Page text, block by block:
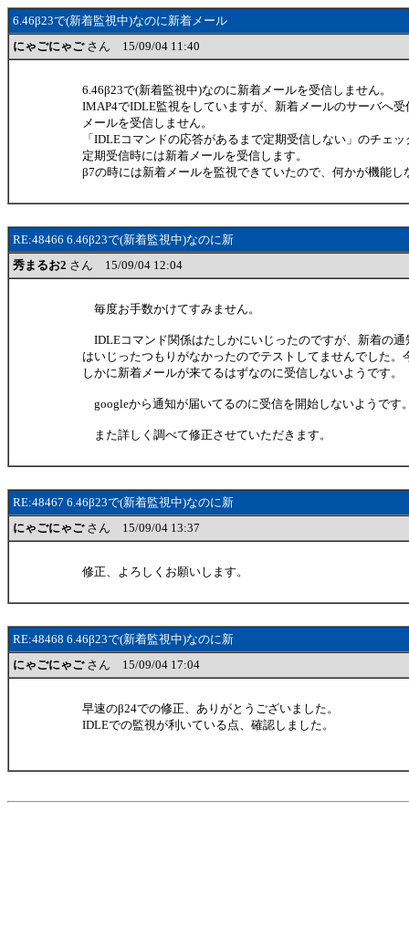
6.46β23で(新着監視中)なのに新着メール
にゃごにゃごさん 15/09/04 11:40
6.46β23で(新着監視中)なのに新着メールを受信しません。
IMAP4でIDLE監視をしていますが、新着メールのサーバへ
メールを受信しません。
「IDLEコマンドの応答があるまで定期受信しない」のチェ
定期受信時には新着メールを受信します。
β7の時には新着メールを監視できていたので、何かが機能し
RE:48466 6.46β23で(新着監視中)なのに新
秀まるお2 さん 15/09/04 12:04
毎度お手数かけてすみません。
IDLEコマンド関係はたしかにいじったのですが、新着の通
はいじったつもりがなかったのでテストしてませんでした。
しかに新着メールが来てるはずなのに受信しないようです。
googleから通知が届いてるのに受信を開始しないようです
また詳しく調べて修正させていただきます。
RE:48467 6.46β23で(新着監視中)なのに新
にゃごにゃごさん 15/09/04 13:37
修正、よろしくお願いします。
RE:48468 6.46β23で(新着監視中)なのに新
にゃごにゃごさん 15/09/04 17:04
早速のβ24での修正、ありがとうございました。
IDLEでの監視が利いている点、確認しました。